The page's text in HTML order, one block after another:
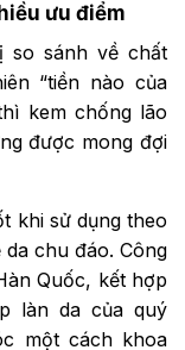
ưu điểm
so sánh về chất
“tiền nào của
kem chống lão
được mong đợi
khi sử dụng theo
chu đáo. Công
Quốc, kết hợp
làn da của quý
một cách khoa